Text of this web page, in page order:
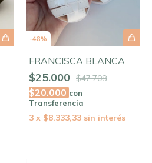
-48%
FRANCISCA BLANCA
$25.000 $47.708
$20.000 con
Transferencia
3 x $8.333,33 sin interés